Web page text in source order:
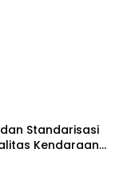
Standarisasi
Kendaraan